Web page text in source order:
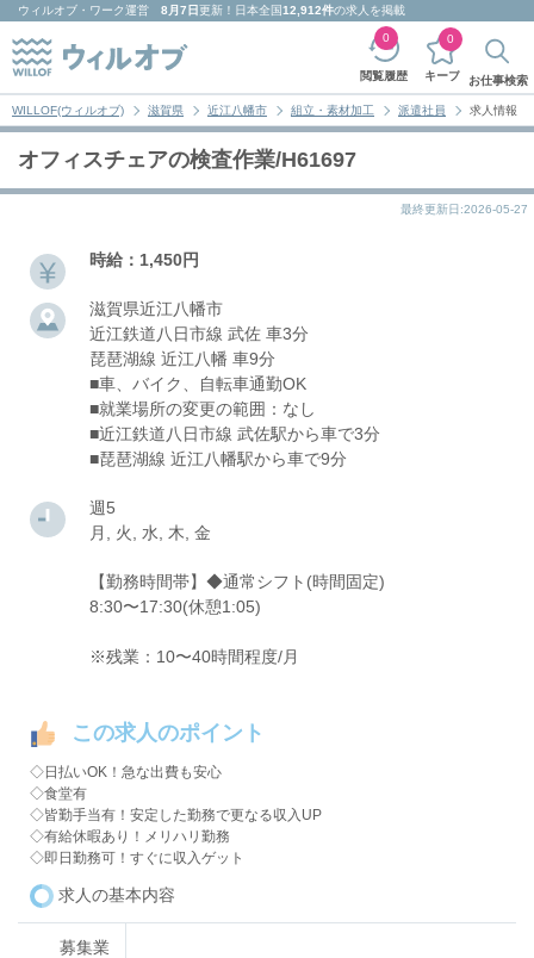
ウィルオブ・ワーク運営 8月7日更新！日本全国12,912件の求人を掲載
閲覧履歴
0
キープ
0
お仕事検索
WILLOF(ウィルオブ) 滋賀県 近江八幡市 組立・素材加工 派遣社員 求人情報
オフィスチェアの検査作業/H61697
最終更新日:2026-05-27
時給：1,450円
滋賀県近江八幡市
近江鉄道八日市線 武佐 車3分
琵琶湖線 近江八幡 車9分
■車、バイク、自転車通勤OK
■就業場所の変更の範囲：なし
■近江鉄道八日市線 武佐駅から車で3分
■琵琶湖線 近江八幡駅から車で9分
週5
月, 火, 水, 木, 金
【勤務時間帯】◆通常シフト(時間固定)
8:30〜17:30(休憩1:05)
※残業：10〜40時間程度/月
この求人のポイント
◇日払いOK！急な出費も安心
◇食堂有
◇皆勤手当有！安定した勤務で更なる収入UP
◇有給休暇あり！メリハリ勤務
◇即日勤務可！すぐに収入ゲット
求人の基本内容
募集業